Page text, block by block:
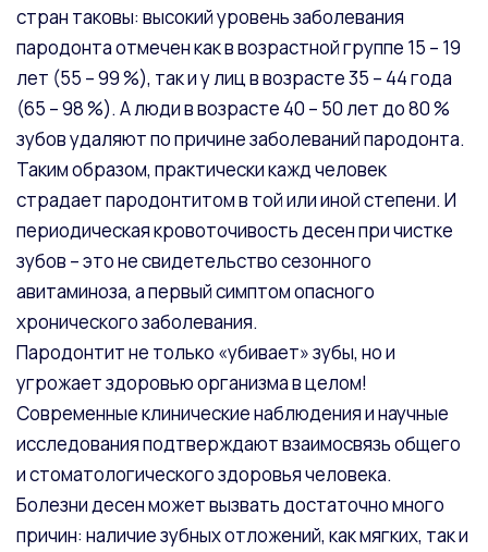
стран таковы: высокий уровень заболевания
пародонта отмечен как в возрастной группе 15 – 19
лет (55 – 99 %), так и у лиц в возрасте 35 – 44 года
(65 – 98 %). А люди в возрасте 40 – 50 лет до 80 %
зубов удаляют по причине заболеваний пародонта.
Таким образом, практически кажд человек
страдает пародонтитом в той или иной степени. И
периодическая кровоточивость десен при чистке
зубов – это не свидетельство сезонного
авитаминоза, а первый симптом опасного
хронического заболевания.
Пародонтит не только «убивает» зубы, но и
угрожает здоровью организма в целом!
Современные клинические наблюдения и научные
исследования подтверждают взаимосвязь общего
и стоматологического здоровья человека.
Болезни десен может вызвать достаточно много
причин: наличие зубных отложений, как мягких, так и